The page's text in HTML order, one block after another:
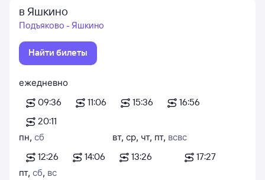
в Яшкино
Подъяково - Яшкино
Найти билеты
ежедневно
09:36
11:06 15:36
16:56
20:11
пн, сб
12:26
14:06
вт, ср, чт, пт, вс
13:26
вс
17:27
пт, сб, вс